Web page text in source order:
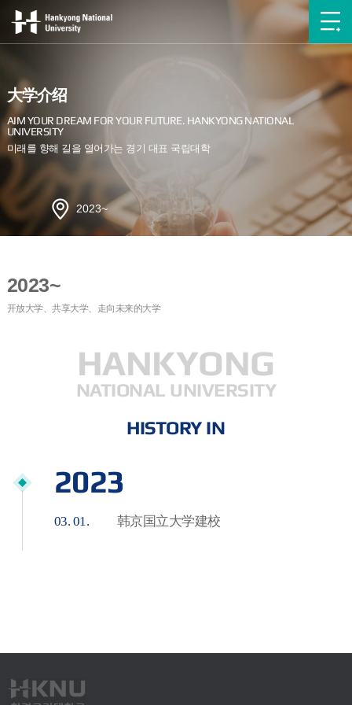
大学介绍
2023~
2023~
HANKYONG
NATIONAL UNIVERSITY
HISTORY IN
2023
03. 01. 韩京国立大学建校